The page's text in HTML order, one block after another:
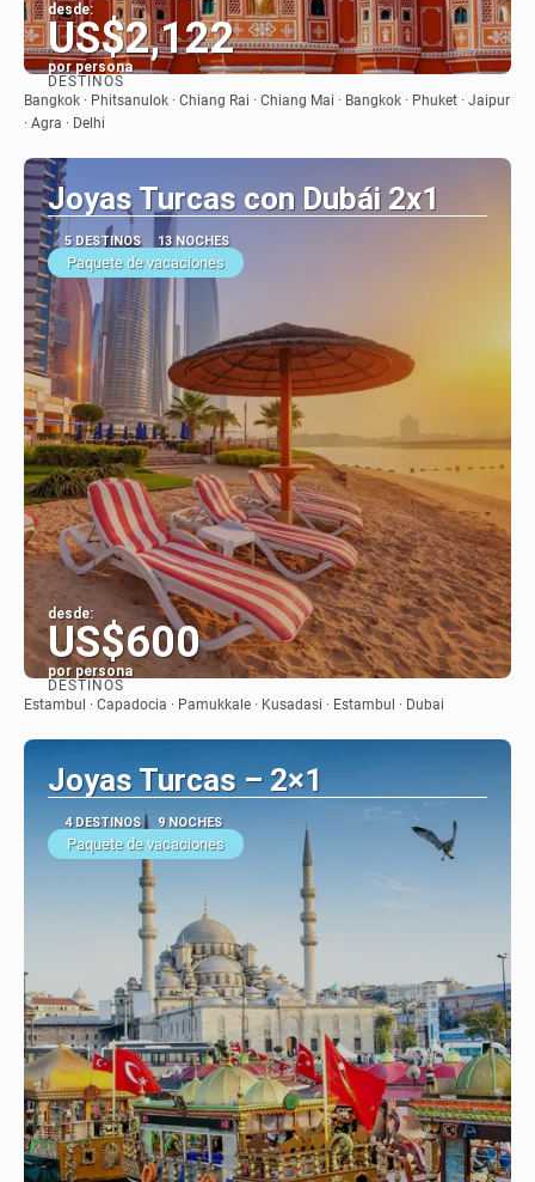
desde:
US$2,122
por persona
Ver
DESTINOS
Bangkok · Phitsanulok · Chiang Rai · Chiang Mai · Bangkok · Phuket · Jaipur
· Agra · Delhi
Joyas Turcas con Dubái 2x1
5 DESTINOS 13 NOCHES
Paquete de vacaciones
desde:
US$600
por persona
Ver
DESTINOS
Estambul · Capadocia · Pamukkale · Kusadasi · Estambul · Dubai
Joyas Turcas – 2×1
4 DESTINOS 9 NOCHES
Paquete de vacaciones